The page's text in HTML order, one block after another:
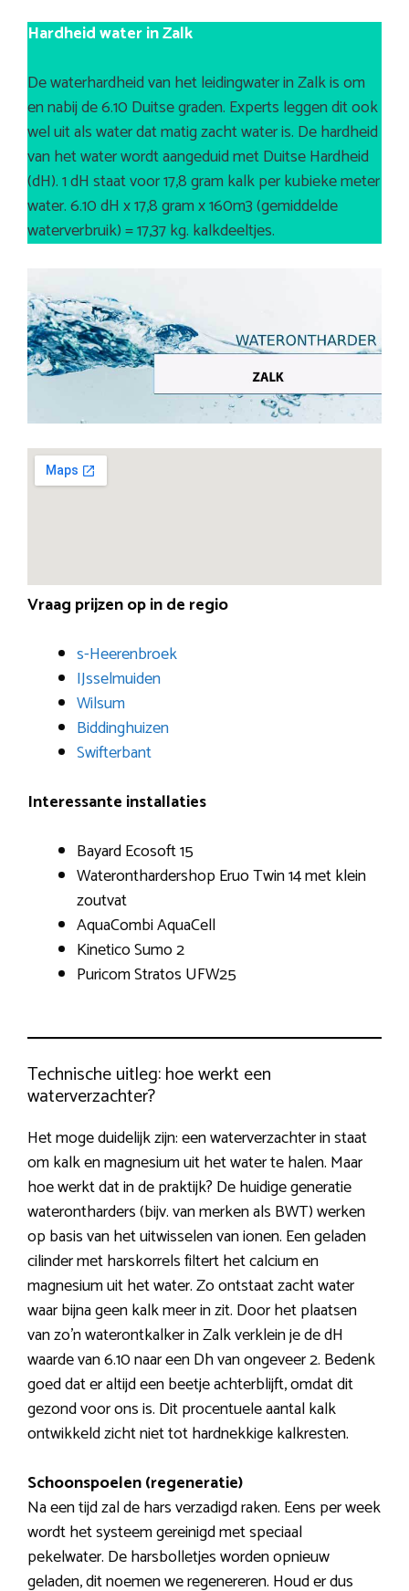
Hardheid water in Zalk
De waterhardheid van het leidingwater in Zalk is om
en nabij de 6.10 Duitse graden. Experts leggen dit ook
wel uit als water dat matig zacht water is. De hardheid
van het water wordt aangeduid met Duitse Hardheid
(dH). 1 dH staat voor 17,8 gram kalk per kubieke meter
water. 6.10 dH x 17,8 gram x 160m3 (gemiddelde
waterverbruik) = 17,37 kg. kalkdeeltjes.
Vraag prijzen op in de regio
s-Heerenbroek
IJsselmuiden
Wilsum
Biddinghuizen
Swifterbant
Interessante installaties
Bayard Ecosoft 15
Wateronthardershop Eruo Twin 14 met klein
zoutvat
AquaCombi AquaCell
Kinetico Sumo 2
Puricom Stratos UFW25
Technische uitleg: hoe werkt een
waterverzachter?
Het moge duidelijk zijn: een waterverzachter in staat
om kalk en magnesium uit het water te halen. Maar
hoe werkt dat in de praktijk? De huidige generatie
waterontharders (bijv. van merken als BWT) werken
op basis van het uitwisselen van ionen. Een geladen
cilinder met harskorrels filtert het calcium en
magnesium uit het water. Zo ontstaat zacht water
waar bijna geen kalk meer in zit. Door het plaatsen
van zo’n waterontkalker in Zalk verklein je de dH
waarde van 6.10 naar een Dh van ongeveer 2. Bedenk
goed dat er altijd een beetje achterblijft, omdat dit
gezond voor ons is. Dit procentuele aantal kalk
ontwikkeld zicht niet tot hardnekkige kalkresten.
Schoonspoelen (regeneratie)
Na een tijd zal de hars verzadigd raken. Eens per week
wordt het systeem gereinigd met speciaal
pekelwater. De harsbolletjes worden opnieuw
geladen, dit noemen we regenereren. Houd er dus